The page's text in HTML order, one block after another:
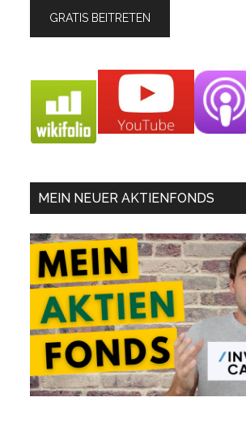
MEIN NEUER AKTIENFONDS